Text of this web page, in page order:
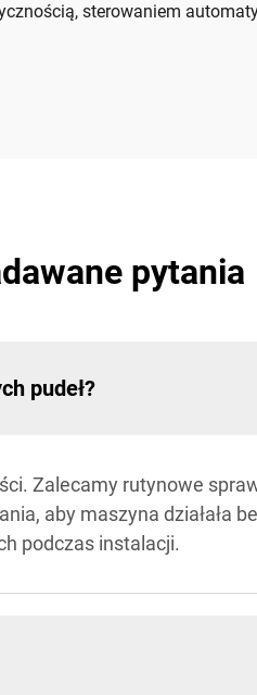
sterowaniem
pytania
pudeł?
Zalecamy rutynowe
aby maszyna działała
podczas instalacji.